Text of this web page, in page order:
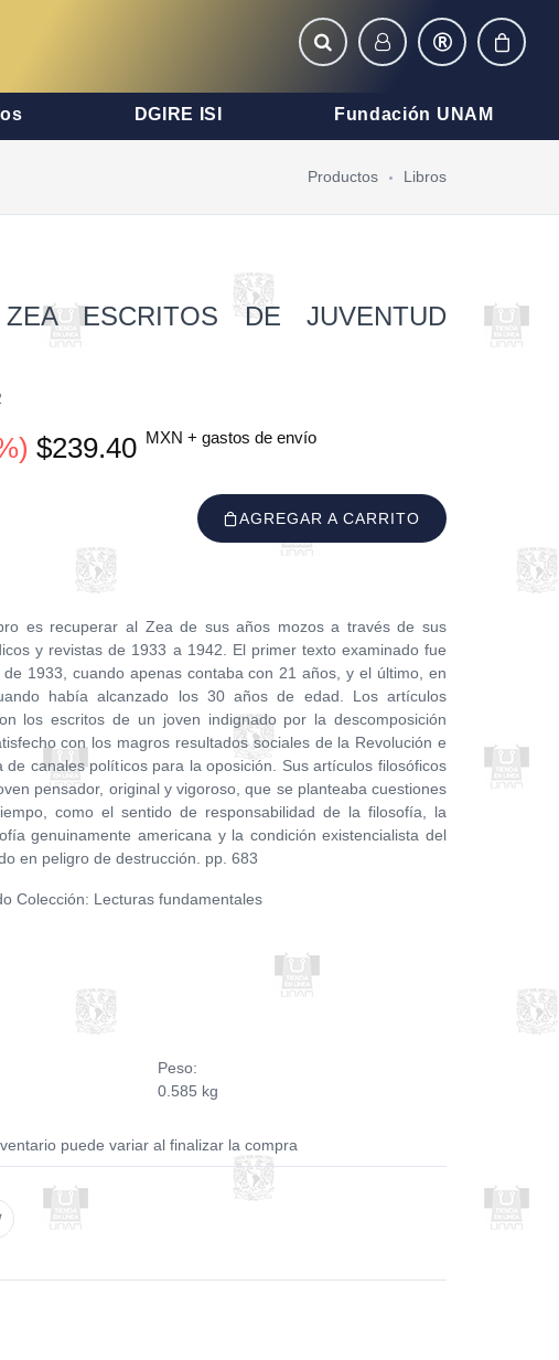
DGIRE ISI Fundación UNAM
Productos Libros
ZEA ESCRITOS DE JUVENTUD
$239.40 MXN + gastos de envío
AGREGAR A CARRITO
es recuperar al Zea de sus años mozos a través de sus
y revistas de 1933 a 1942. El primer texto examinado fue
1933, cuando apenas contaba con 21 años, y el último, en
había alcanzado los 30 años de edad. Los artículos
los escritos de un joven indignado por la descomposición
con los magros resultados sociales de la Revolución e
de canales políticos para la oposición. Sus artículos filosóficos
pensador, original y vigoroso, que se planteaba cuestiones
como el sentido de responsabilidad de la filosofía, la
genuinamente americana y la condición existencialista del
en peligro de destrucción. pp. 683
Colección: Lecturas fundamentales
Peso:
0.585 kg
puede variar al finalizar la compra